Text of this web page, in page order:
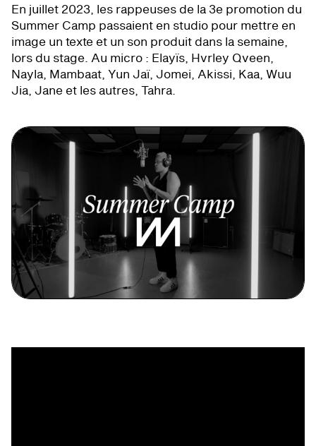
En juillet 2023, les rappeuses de la 3e promotion du
Summer Camp passaient en studio pour mettre en
image un texte et un son produit dans la semaine,
lors du stage. Au micro : Elayïs, Hvrley Qveen,
Nayla, Mambaat, Yun Jaï, Jomei, Akissi, Kaa, Wuu
Jia, Jane et les autres, Tahra.